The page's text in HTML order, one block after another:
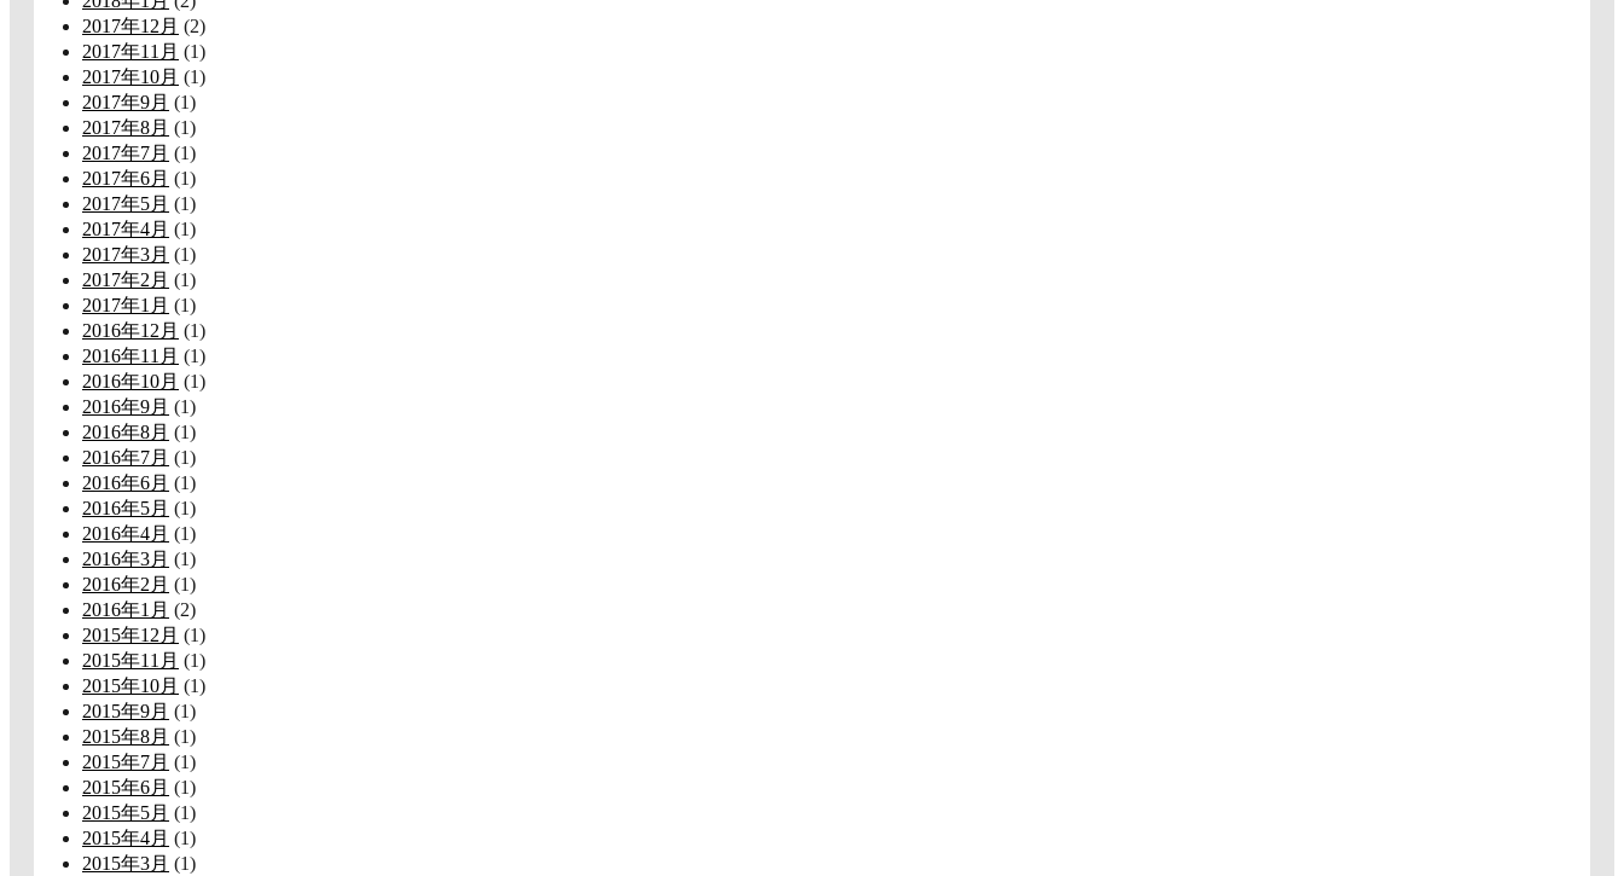
2017年12月 (2)
2017年11月 (1)
2017年10月 (1)
2017年9月 (1)
2017年8月 (1)
2017年7月 (1)
2017年6月 (1)
2017年5月 (1)
2017年4月 (1)
2017年3月 (1)
2017年2月 (1)
2017年1月 (1)
2016年12月 (1)
2016年11月 (1)
2016年10月 (1)
2016年9月 (1)
2016年8月 (1)
2016年7月 (1)
2016年6月 (1)
2016年5月 (1)
2016年4月 (1)
2016年3月 (1)
2016年2月 (1)
2016年1月 (2)
2015年12月 (1)
2015年11月 (1)
2015年10月 (1)
2015年9月 (1)
2015年8月 (1)
2015年7月 (1)
2015年6月 (1)
2015年5月 (1)
2015年4月 (1)
2015年3月 (1)